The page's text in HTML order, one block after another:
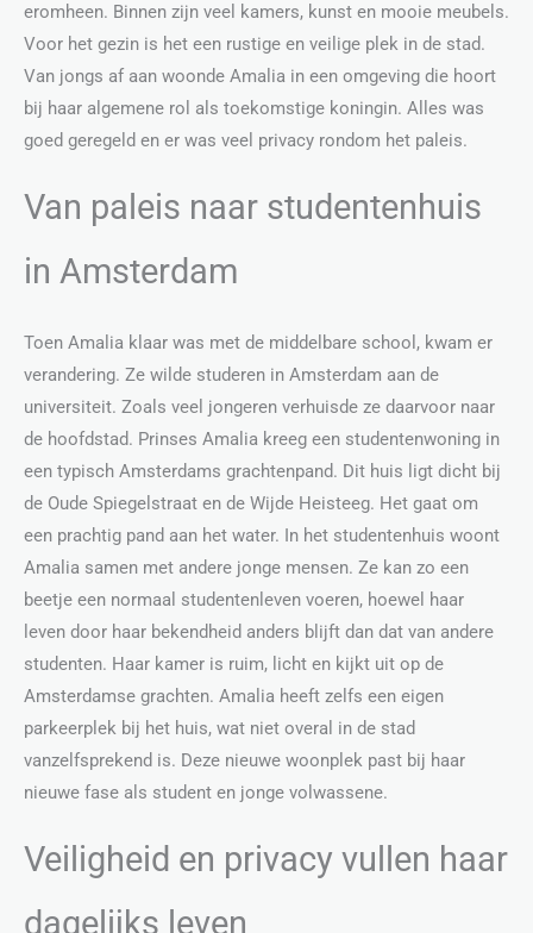
eromheen. Binnen zijn veel kamers, kunst en mooie meubels.
Voor het gezin is het een rustige en veilige plek in de stad.
Van jongs af aan woonde Amalia in een omgeving die hoort
bij haar algemene rol als toekomstige koningin. Alles was
goed geregeld en er was veel privacy rondom het paleis.
Van paleis naar studentenhuis
in Amsterdam
Toen Amalia klaar was met de middelbare school, kwam er
verandering. Ze wilde studeren in Amsterdam aan de
universiteit. Zoals veel jongeren verhuisde ze daarvoor naar
de hoofdstad. Prinses Amalia kreeg een studentenwoning in
een typisch Amsterdams grachtenpand. Dit huis ligt dicht bij
de Oude Spiegelstraat en de Wijde Heisteeg. Het gaat om
een prachtig pand aan het water. In het studentenhuis woont
Amalia samen met andere jonge mensen. Ze kan zo een
beetje een normaal studentenleven voeren, hoewel haar
leven door haar bekendheid anders blijft dan dat van andere
studenten. Haar kamer is ruim, licht en kijkt uit op de
Amsterdamse grachten. Amalia heeft zelfs een eigen
parkeerplek bij het huis, wat niet overal in de stad
vanzelfsprekend is. Deze nieuwe woonplek past bij haar
nieuwe fase als student en jonge volwassene.
Veiligheid en privacy vullen haar
dagelijks leven